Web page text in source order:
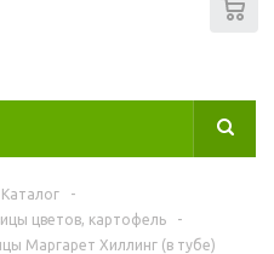
Каталог
-
цветов, картофель
-
Маргарет Хиллинг (в тубе)